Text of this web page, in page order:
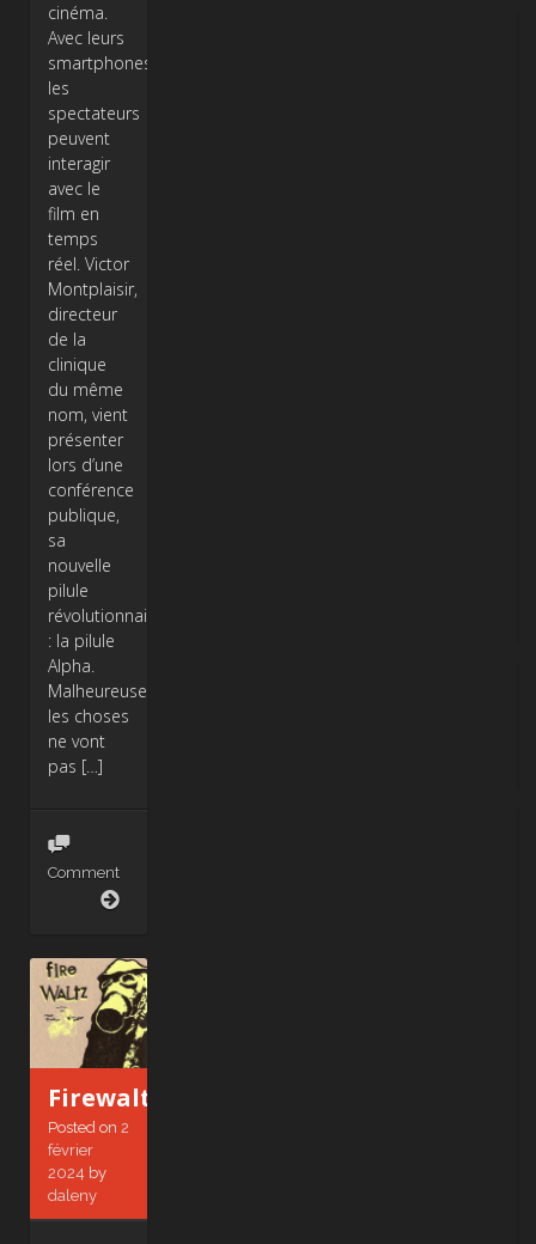
cinéma.
Avec leurs
smartphones,
les
spectateurs
peuvent
interagir
avec le
film en
temps
réel. Victor
Montplaisir,
directeur
de la
clinique
du même
nom, vient
présenter
lors d’une
conférence
publique,
sa
nouvelle
pilule
révolutionnaire
: la pilule
Alpha.
Malheureusement
les choses
ne vont
pas […]
Comment
Firewaltz
Posted on 2
février
2024 by
daleny